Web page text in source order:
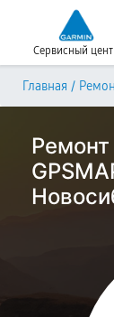
Сервисный
Главная /
Ремонт